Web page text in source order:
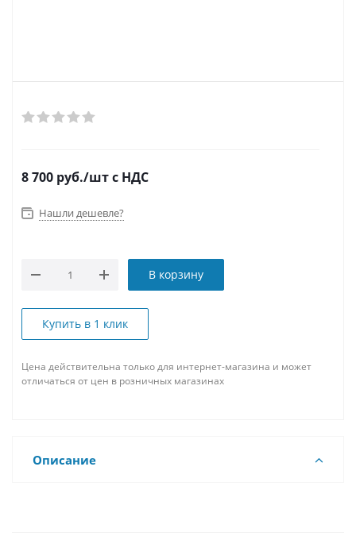
8 700 руб./штс НДС
Нашли дешевле?
В корзину
Купить в 1 клик
Цена действительна только для интернет-магазина и может
отличаться от цен в розничных магазинах
Описание